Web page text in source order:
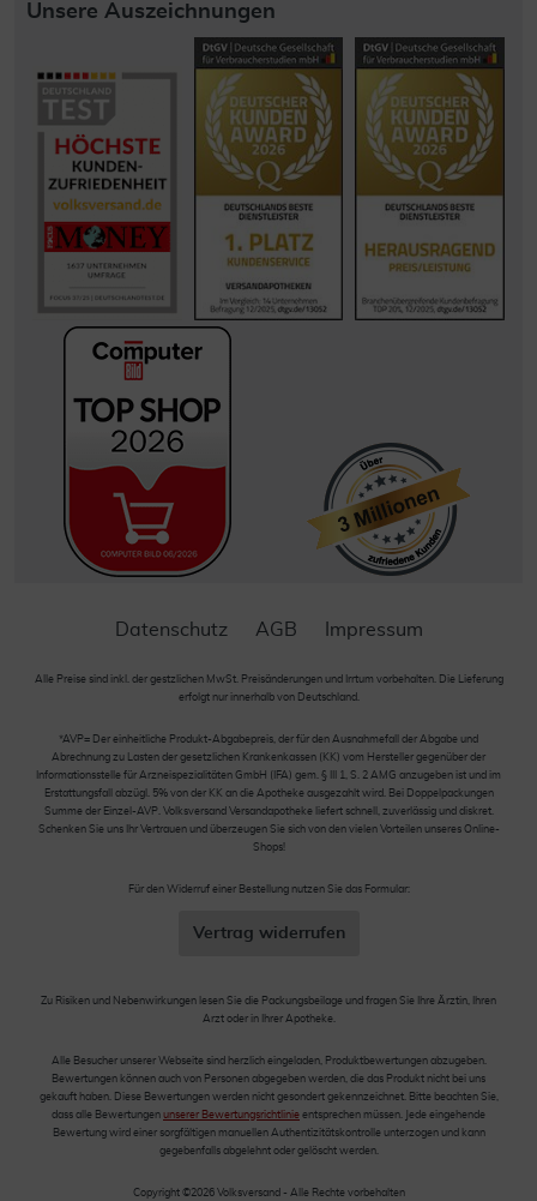
Unsere Auszeichnungen
Datenschutz AGB Impressum
Alle Preise sind inkl. der gestzlichen MwSt. Preisänderungen und Irrtum vorbehalten. Die Lieferung
erfolgt nur innerhalb von Deutschland.
*AVP= Der einheitliche Produkt-Abgabepreis, der für den Ausnahmefall der Abgabe und
Abrechnung zu Lasten der gesetzlichen Krankenkassen (KK) vom Hersteller gegenüber der
Informationsstelle für Arzneispezialitäten GmbH (IFA) gem. § III 1, S. 2 AMG anzugeben ist und im
Erstattungsfall abzügl. 5% von der KK an die Apotheke ausgezahlt wird. Bei Doppelpackungen
Summe der Einzel-AVP. Volksversand Versandapotheke liefert schnell, zuverlässig und diskret.
Schenken Sie uns Ihr Vertrauen und überzeugen Sie sich von den vielen Vorteilen unseres Online-
Shops!
Für den Widerruf einer Bestellung nutzen Sie das Formular:
Vertrag widerrufen
Zu Risiken und Nebenwirkungen lesen Sie die Packungsbeilage und fragen Sie Ihre Ärztin, Ihren
Arzt oder in Ihrer Apotheke.
Alle Besucher unserer Webseite sind herzlich eingeladen, Produktbewertungen abzugeben.
Bewertungen können auch von Personen abgegeben werden, die das Produkt nicht bei uns
gekauft haben. Diese Bewertungen werden nicht gesondert gekennzeichnet. Bitte beachten Sie,
dass alle Bewertungen unserer Bewertungsrichtlinie entsprechen müssen. Jede eingehende
Bewertung wird einer sorgfältigen manuellen Authentizitätskontrolle unterzogen und kann
gegebenfalls abgelehnt oder gelöscht werden.
Copyright ©2026 Volksversand - Alle Rechte vorbehalten